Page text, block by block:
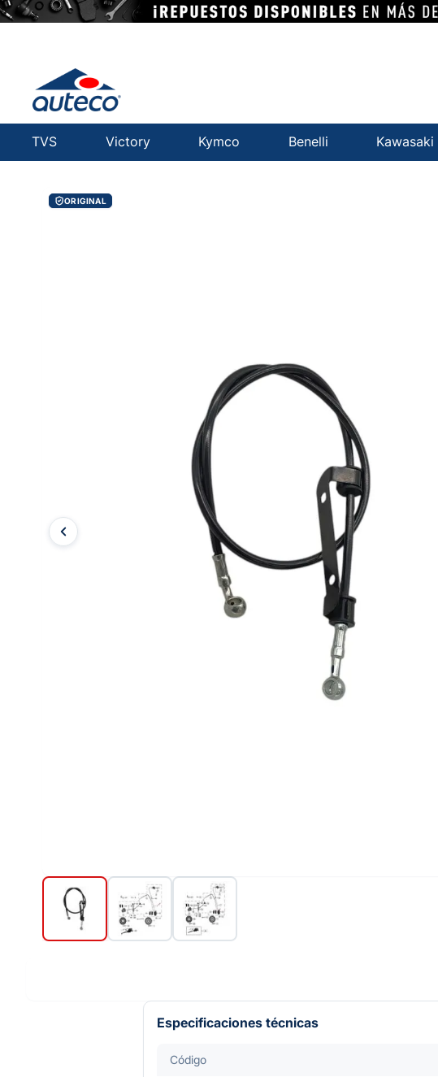
TVS Victory Kymco Benelli Kawasaki
ORIGINAL
Especificaciones técnicas
Código